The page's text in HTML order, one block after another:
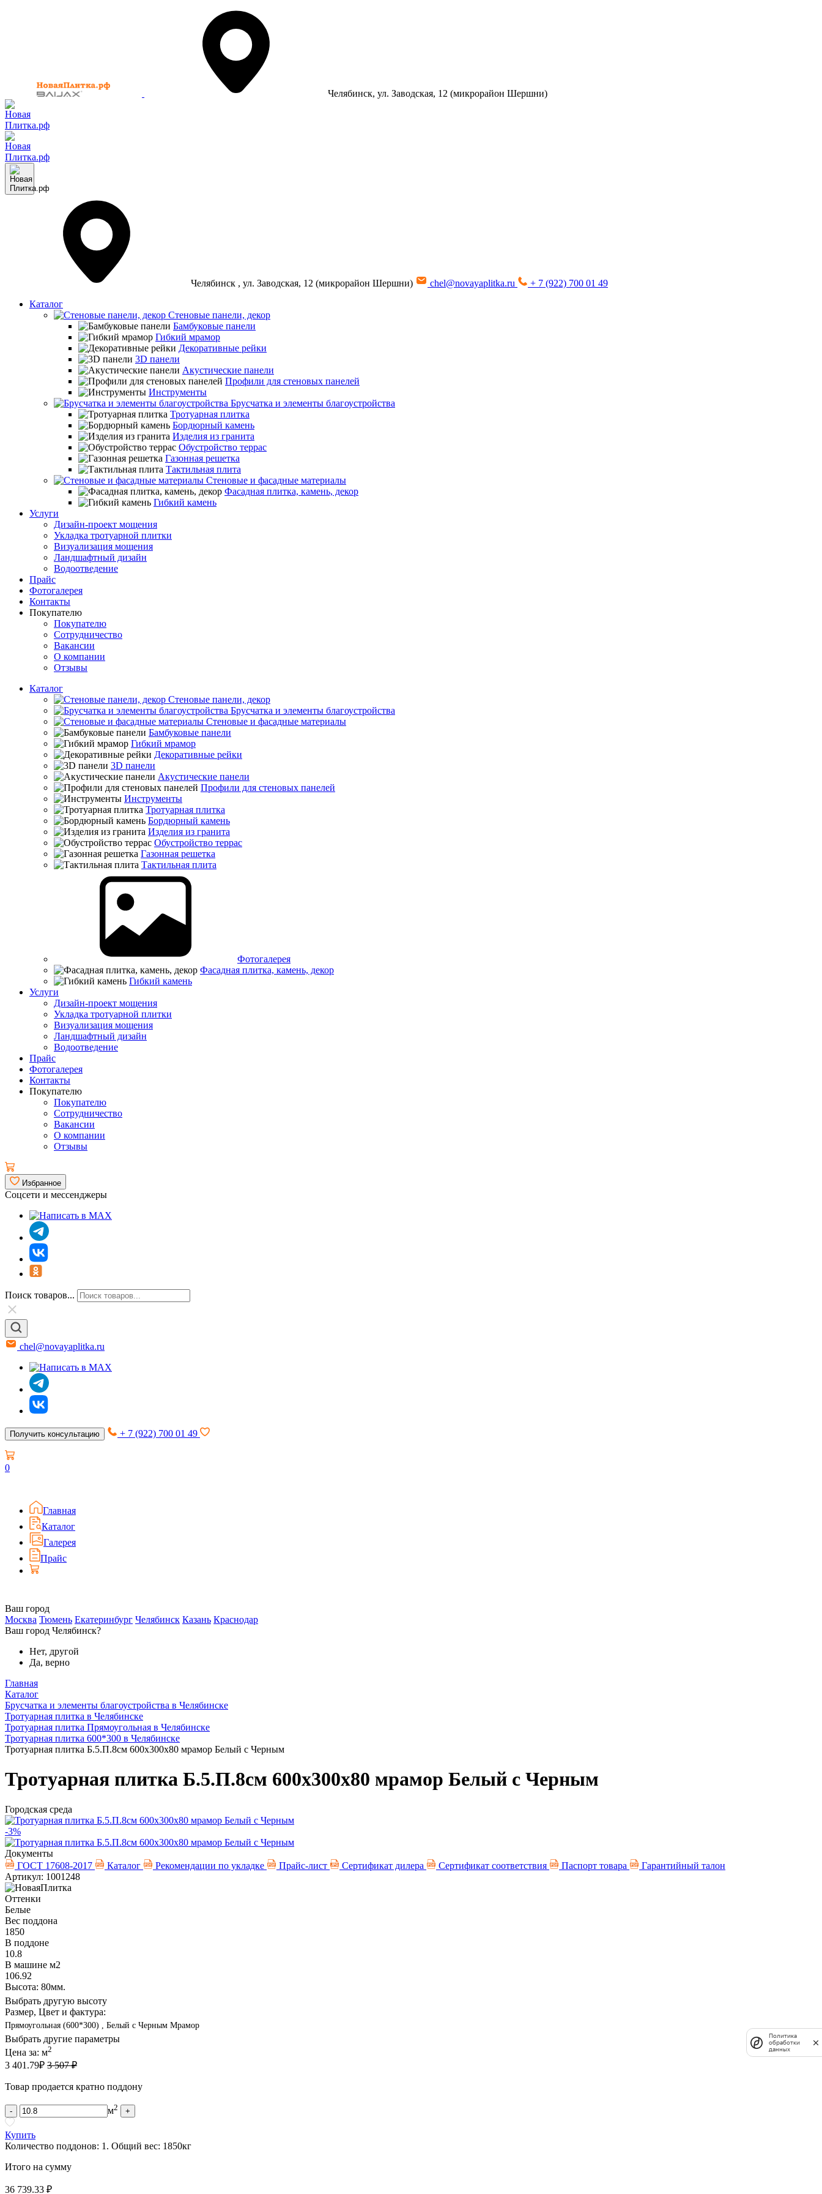
Челябинск, ул. Заводская, 12 (микрорайон Шершни)
Челябинск , ул. Заводская, 12 (микрорайон Шершни) chel@novayaplitka.ru
+ 7 (922) 700 01 49
Каталог
Стеновые панели, декор
Бамбуковые панели
Гибкий мрамор
Декоративные рейки
3D панели
Акустические панели
Профили для стеновых панелей
Инструменты
Брусчатка и элементы благоустройства
Тротуарная плитка
Бордюрный камень
Изделия из гранита
Обустройство террас
Газонная решетка
Тактильная плита
Стеновые и фасадные материалы
Фасадная плитка, камень, декор
Гибкий камень
Услуги
Дизайн-проект мощения
Укладка тротуарной плитки
Визуализация мощения
Ландшафтный дизайн
Водоотведение
Прайс
Фотогалерея
Контакты
Покупателю
Покупателю
Сотрудничество
Вакансии
О компании
Отзывы
Каталог
Стеновые панели, декор
Брусчатка и элементы благоустройства
Стеновые и фасадные материалы
Бамбуковые панели
Гибкий мрамор
Декоративные рейки
3D панели
Акустические панели
Профили для стеновых панелей
Инструменты
Тротуарная плитка
Бордюрный камень
Изделия из гранита
Обустройство террас
Газонная решетка
Тактильная плита
Фотогалерея
Фасадная плитка, камень, декор
Гибкий камень
Услуги
Дизайн-проект мощения
Укладка тротуарной плитки
Визуализация мощения
Ландшафтный дизайн
Водоотведение
Прайс
Фотогалерея
Контакты
Покупателю
Покупателю
Сотрудничество
Вакансии
О компании
Отзывы
Избранное
Соцсети и мессенджеры
Поиск товаров...
chel@novayaplitka.ru
Получить консультацию + 7 (922) 700 01 49
0
Главная
Каталог
Галерея
Прайс
Ваш город
Москва Тюмень Екатеринбург Челябинск Казань Краснодар
Ваш город Челябинск?
Нет, другой
Да, верно
Главная
Каталог
Брусчатка и элементы благоустройства в Челябинске
Тротуарная плитка в Челябинске
Тротуарная плитка Прямоугольная в Челябинске
Тротуарная плитка 600*300 в Челябинске
Тротуарная плитка Б.5.П.8см 600х300х80 мрамор Белый с Черным
Тротуарная плитка Б.5.П.8см 600х300х80 мрамор Белый с Черным
Городская среда
-3%
Документы
ГОСТ 17608-2017
Каталог Рекомендации по укладке Прайс-лист Сертификат дилера Сертификат соответствия Паспорт товара
Гарантийный талон
Артикул: 1001248
Оттенки
Белые
Вес поддона
1850
В поддоне
10.8
В машине м2
106.92
Высота: 80мм.
Выбрать другую высоту
Размер, Цвет и фактура:
Прямоугольная (600*300) , Белый с Черным Мрамор
Выбрать другие параметры
Цена за: м2
3 401.79₽ 3 507 ₽
Товар продается кратно поддону
- м2 +
Купить
Количество поддонов: 1 . Общий вес: 1850кг
Итого на сумму
36 739.33 ₽
Политика
обработки
данных